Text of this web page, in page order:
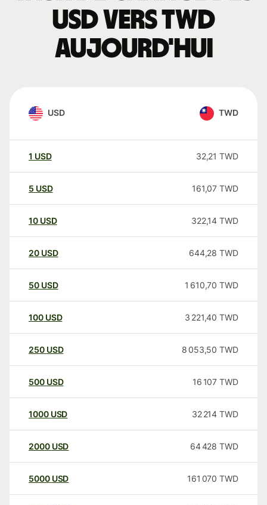
USD vers TWD
aujourd'hui
USD TWD
1 USD 32,21 TWD
5 USD 161,07 TWD
10 USD 322,14 TWD
20 USD 644,28 TWD
50 USD 1 610,70 TWD
100 USD 3 221,40 TWD
250 USD 8 053,50 TWD
500 USD 16 107 TWD
1000 USD 32 214 TWD
2000 USD 64 428 TWD
5000 USD 161 070 TWD